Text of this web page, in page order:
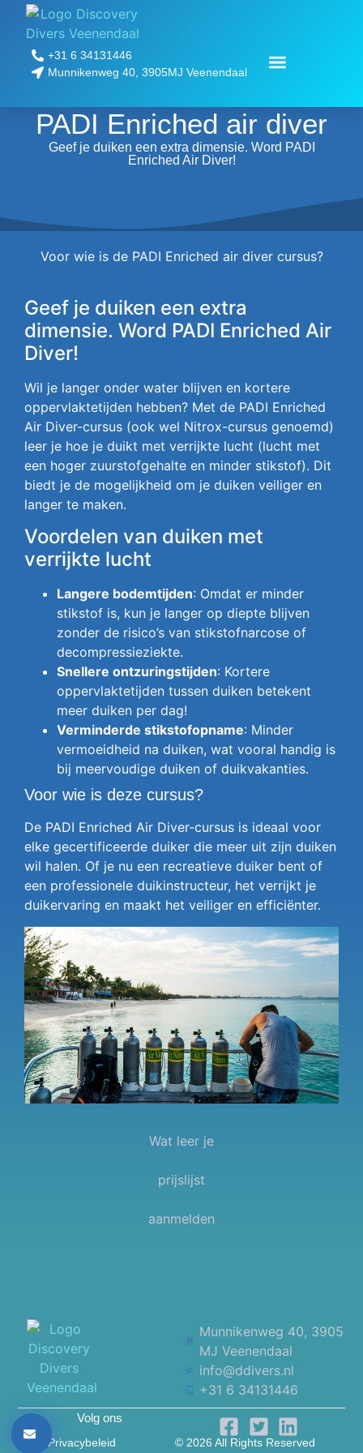
+31 6 34131446
Munnikenweg 40, 3905MJ Veenendaal
PADI Enriched air diver
Geef je duiken een extra dimensie. Word PADI
Enriched Air Diver!
Voor wie is de PADI Enriched air diver cursus?
Wat leer je
prijslijst
aanmelden
Geef je duiken een extra
dimensie. Word PADI Enriched Air
Diver!
Wil je langer onder water blijven en kortere
oppervlaktetijden hebben? Met de PADI Enriched
Air Diver-cursus (ook wel Nitrox-cursus genoemd)
leer je hoe je duikt met verrijkte lucht (lucht met
een hoger zuurstofgehalte en minder stikstof). Dit
biedt je de mogelijkheid om je duiken veiliger en
langer te maken.
Voordelen van duiken met
verrijkte lucht
Langere bodemtijden: Omdat er minder
stikstof is, kun je langer op diepte blijven
zonder de risico’s van stikstofnarcose of
decompressieziekte.
Snellere ontzuringstijden: Kortere
oppervlaktetijden tussen duiken betekent
meer duiken per dag!
Verminderde stikstofopname: Minder
vermoeidheid na duiken, wat vooral handig is
bij meervoudige duiken of duikvakanties.
Voor wie is deze cursus?
De PADI Enriched Air Diver-cursus is ideaal voor
elke gecertificeerde duiker die meer uit zijn duiken
wil halen. Of je nu een recreatieve duiker bent of
een professionele duikinstructeur, het verrijkt je
duikervaring en maakt het veiliger en efficiënter.
Munnikenweg 40, 3905
MJ Veenendaal
info@ddivers.nl
+31 6 34131446
Volg ons
Privacybeleid © 2026 All Rights Reserved